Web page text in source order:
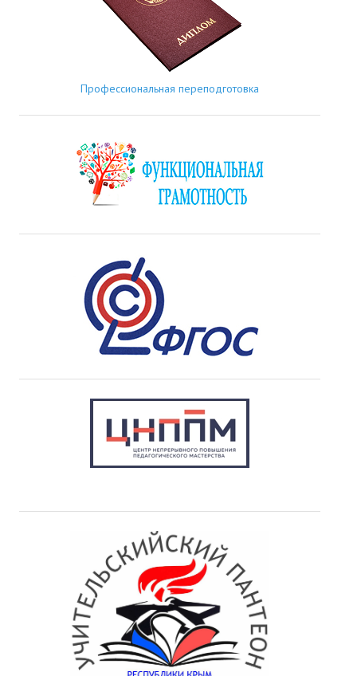
Профессиональная переподготовка